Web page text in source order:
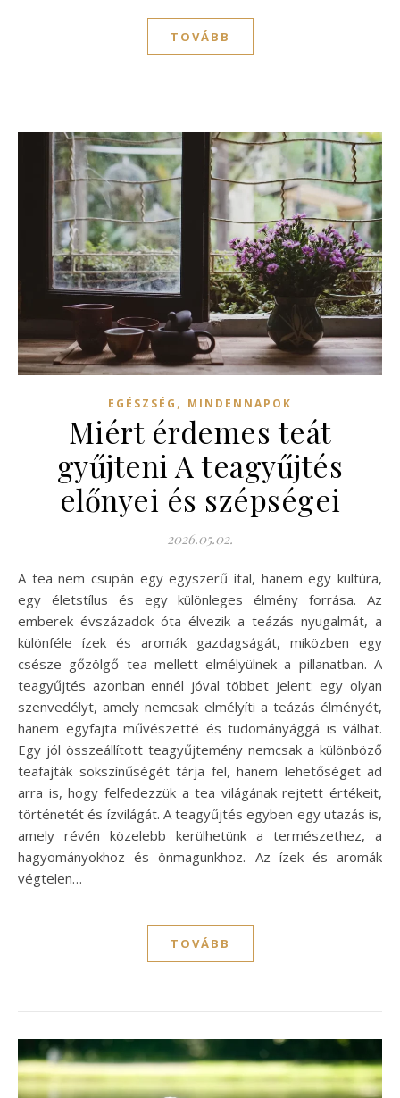
TOVÁBB
EGÉSZSÉG , MINDENNAPOK
Miért érdemes teát
gyűjteni A teagyűjtés
előnyei és szépségei
2026.05.02.
A tea nem csupán egy egyszerű ital, hanem egy kultúra,
egy életstílus és egy különleges élmény forrása. Az
emberek évszázadok óta élvezik a teázás nyugalmát, a
különféle ízek és aromák gazdagságát, miközben egy
csésze gőzölgő tea mellett elmélyülnek a pillanatban. A
teagyűjtés azonban ennél jóval többet jelent: egy olyan
szenvedélyt, amely nemcsak elmélyíti a teázás élményét,
hanem egyfajta művészetté és tudományággá is válhat.
Egy jól összeállított teagyűjtemény nemcsak a különböző
teafajták sokszínűségét tárja fel, hanem lehetőséget ad
arra is, hogy felfedezzük a tea világának rejtett értékeit,
történetét és ízvilágát. A teagyűjtés egyben egy utazás is,
amely révén közelebb kerülhetünk a természethez, a
hagyományokhoz és önmagunkhoz. Az ízek és aromák
végtelen…
TOVÁBB